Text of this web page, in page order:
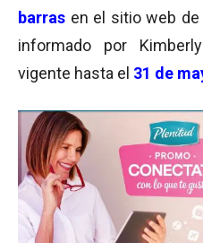
barras en el sitio web de
informado por
vigente hasta el 31 de